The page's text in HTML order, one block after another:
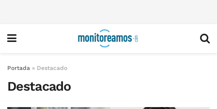
Portada » Destacado
Destacado